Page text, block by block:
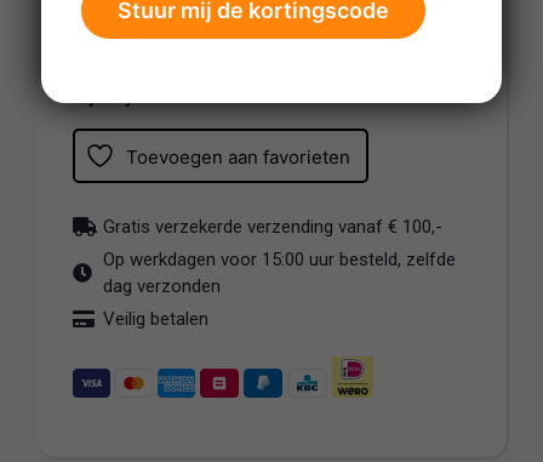
Prijs per fles
Toevoegen aan favorieten
Gratis verzekerde verzending vanaf € 100,-
Op werkdagen voor 15:00 uur besteld, zelfde
dag verzonden
Veilig betalen